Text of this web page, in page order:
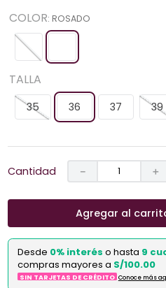
COLOR: ROSADO
TALLA
35 36 37
39
Cantidad ＋
－
Agregar al
Desde 0% interés o hasta 9
compras mayores a S/100.00
SIN TARJETAS DE CRÉDITO Conoce más